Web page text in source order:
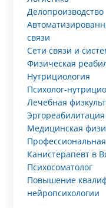
Делопроизводство
связи
Сети связи и
Физическая
Нутрициология
Психолог-
Лечебная
Эргореабилитация
Медицинская
Канистерапевт в
Психосоматолог
Повышение
нейропсихологии